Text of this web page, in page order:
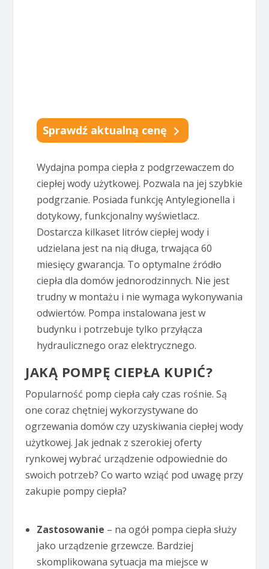
Sprawdź aktualną cenę
Wydajna pompa ciepła z podgrzewaczem do
ciepłej wody użytkowej. Pozwala na jej szybkie
podgrzanie. Posiada funkcję Antylegionella i
dotykowy, funkcjonalny wyświetlacz.
Dostarcza kilkaset litrów ciepłej wody i
udzielana jest na nią długa, trwająca 60
miesięcy gwarancja. To optymalne źródło
ciepła dla domów jednorodzinnych. Nie jest
trudny w montażu i nie wymaga wykonywania
odwiertów. Pompa instalowana jest w
budynku i potrzebuje tylko przyłącza
hydraulicznego oraz elektrycznego.
JAKĄ POMPĘ CIEPŁA KUPIĆ?
Popularność pomp ciepła cały czas rośnie. Są
one coraz chętniej wykorzystywane do
ogrzewania domów czy uzyskiwania ciepłej wody
użytkowej. Jak jednak z szerokiej oferty
rynkowej wybrać urządzenie odpowiednie do
swoich potrzeb? Co warto wziąć pod uwagę przy
zakupie pompy ciepła?
Zastosowanie – na ogół pompa ciepła służy
jako urządzenie grzewcze. Bardziej
skomplikowana sytuacja ma miejsce w